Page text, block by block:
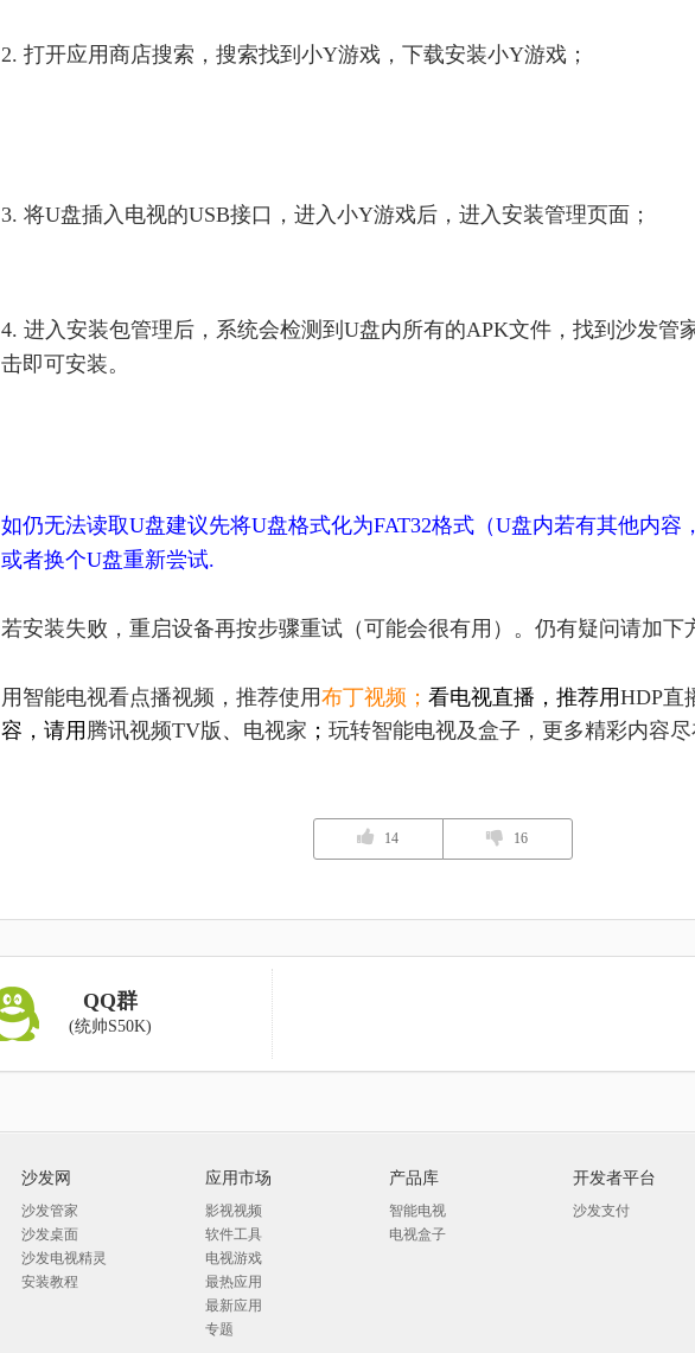
2. 打开应用商店搜索，搜索找到小Y游戏，下载安装小Y游戏；
3. 将U盘插入电视的USB接口，进入小Y游戏后，进入安装管理页面；
4. 进入安装包管理后，系统会检测到U盘内所有的APK文件，找到沙发管
击即可安装。
如仍无法读取U盘建议先将U盘格式化为FAT32格式（U盘内若有其他内容
或者换个U盘重新尝试.
若安装失败，重启设备再按步骤重试（可能会很有用）。仍有疑问请加下
用智能电视看点播视频，推荐使用布丁视频 ； 看电视直播，推荐用HDP直
容，请用 腾讯视频TV版 、 电视家 ； 玩转智能电视及盒子，更多精彩内容尽
14 16
QQ群
(统帅S50K)
沙发网
沙发管家
沙发桌面
沙发电视精灵
安装教程
应用市场
影视视频
软件工具
电视游戏
最热应用
最新应用
专题
产品库
智能电视
电视盒子
开发者平台
沙发支付